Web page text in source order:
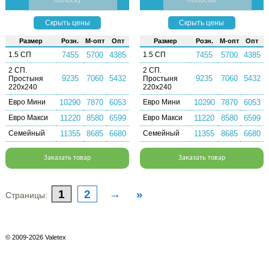
Скрыть цены
Раз­мер Розн. М-опт Опт
1.5 СП 7455 5700 4385
2 СП.
Простыня
220х240
9235 7060 5432
Евро Мини 10290 7870 6053
Евро Макси 11220 8580 6599
Семейный 11355 8685 6680
Заказать товар
Скрыть цены
Раз­мер Розн. М-опт Опт
1.5 СП 7455 5700 4385
2 СП.
Простыня
220х240
9235 7060 5432
Евро Мини 10290 7870 6053
Евро Макси 11220 8580 6599
Семейный 11355 8685 6680
Заказать товар
Страницы: 1 2 → »
© 2009-2026 Valetex